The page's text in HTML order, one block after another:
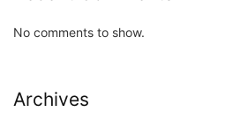
No comments to show.
Archives